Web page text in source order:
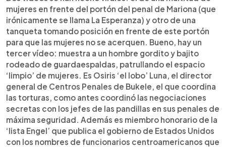
mujeres en frente del portón del penal de Mariona (que
irónicamente se llama La Esperanza) y otro de una
tanqueta tomando posición en frente de este portón
para que las mujeres no se acerquen. Bueno, hay un
tercer vídeo: muestra a un hombre gordito y bajito
rodeado de guardaespaldas, patrullando el espacio
‘limpio’ de mujeres. Es Osiris ‘el lobo’ Luna, el director
general de Centros Penales de Bukele, el que coordina
las torturas, como antes coordinó las negociaciones
secretas con los jefes de las pandillas en sus penales de
máxima seguridad. Además es miembro honorario de la
‘lista Engel’ que publica el gobierno de Estados Unidos
con los nombres de funcionarios centroamericanos que